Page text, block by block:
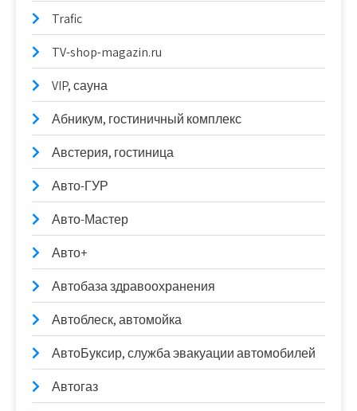
Trafic
TV-shop-magazin.ru
VIP, сауна
Абникум, гостиничный комплекс
Австерия, гостиница
Авто-ГУР
Авто-Мастер
Авто+
Автобаза здравоохранения
Автоблеск, автомойка
АвтоБуксир, служба эвакуации автомобилей
Автогаз